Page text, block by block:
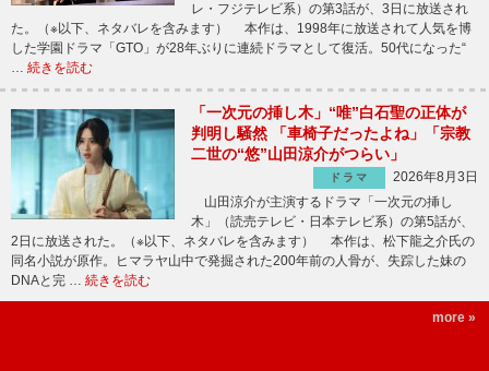
レ・フジテレビ系）の第3話が、3日に放送され
た。（※以下、ネタバレを含みます） 本作は、1998年に放送されて人気を博
した学園ドラマ「GTO」が28年ぶりに連続ドラマとして復活。50代になった“
… 続きを読む
「一次元の挿し木」“唯”白石聖の正体が
判明し騒然 「車椅子だったよね」「宗教
二世の“悠”山田涼介がつらい」
ドラマ
2026年8月3日
山田涼介が主演するドラマ「一次元の挿し
木」（読売テレビ・日本テレビ系）の第5話が、
2日に放送された。（※以下、ネタバレを含みます） 本作は、松下龍之介氏の
同名小説が原作。ヒマラヤ山中で発掘された200年前の人骨が、失踪した妹の
DNAと完 … 続きを読む
more »